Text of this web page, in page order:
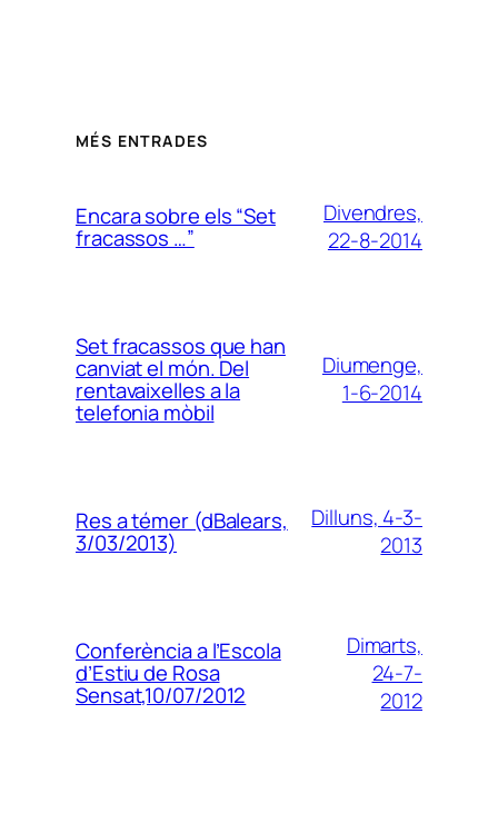
MÉS ENTRADES
Encara sobre els “Set
fracassos …”
Divendres,
22-8-2014
Set fracassos que han
canviat el món. Del
rentavaixelles a la
telefonia mòbil
Diumenge,
1-6-2014
Res a témer (dBalears,
3/03/2013)
Dilluns, 4-3-
2013
Conferència a l’Escola
d’Estiu de Rosa
Sensat,10/07/2012
Dimarts,
24-7-
2012